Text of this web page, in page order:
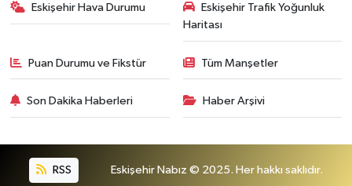
Eskişehir Hava Durumu
Eskişehir Trafik Yoğunluk
Haritası
Puan Durumu ve Fikstür Tüm Manşetler
Son Dakika Haberleri Haber Arşivi
RSS Eskişehir Nabız © 2025. Her hakkı saklıdır.